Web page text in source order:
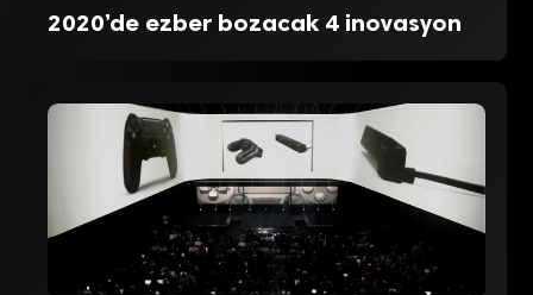
2020’de ezber bozacak 4 inovasyon